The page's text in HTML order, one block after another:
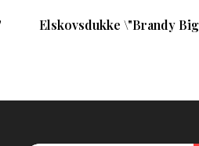
Elskovsdukke \"Brandy